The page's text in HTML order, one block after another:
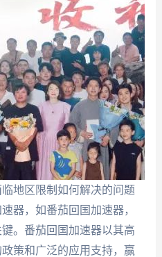
地区限制如何解决的问题
器，如番茄回国加速器，
。番茄回国加速器以其高
策和广泛的应用支持，赢